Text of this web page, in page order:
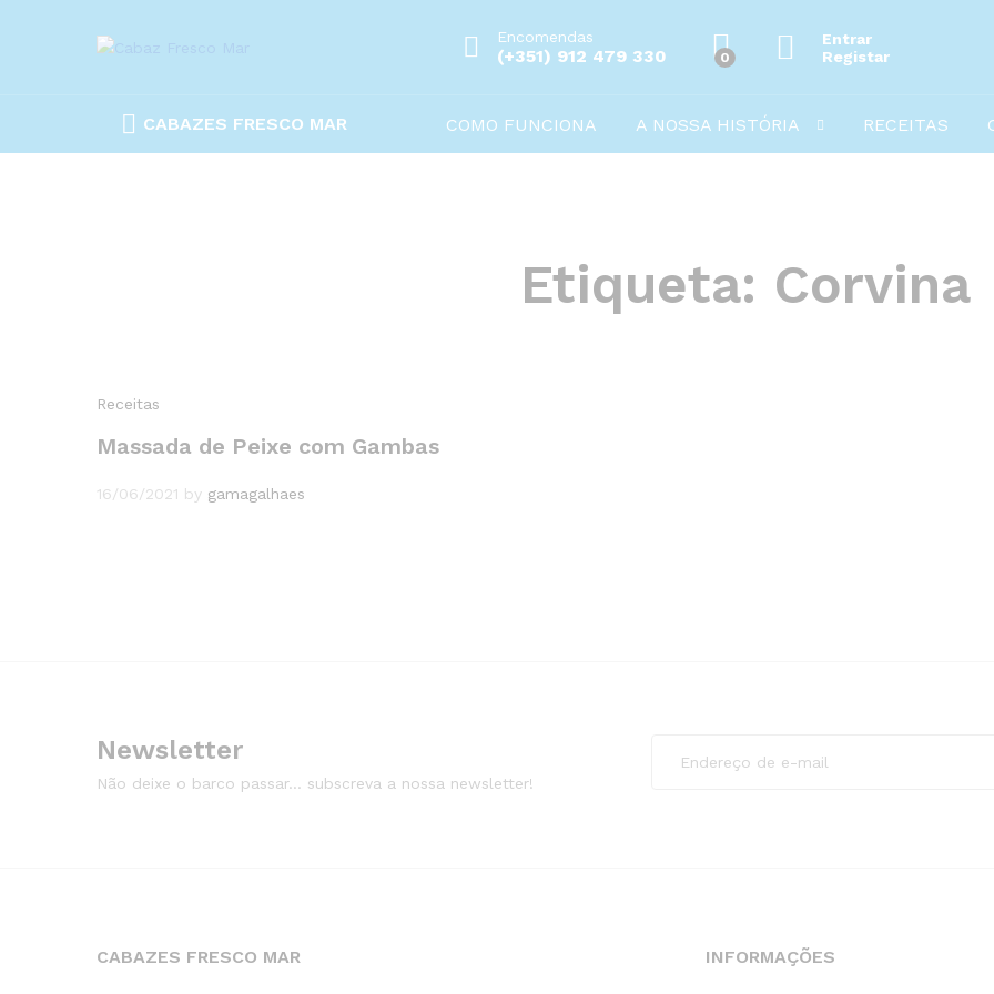
Encomendas
(+351) 912 479 330 0
Entrar
Registar
CABAZES FRESCO MAR COMO FUNCIONA A NOSSA HISTÓRIA RECEITAS
Etiqueta: Corvina
Receitas
Massada de Peixe com Gambas
16/06/2021 by gamagalhaes
Newsletter
Não deixe o barco passar... subscreva a nossa newsletter!
CABAZES FRESCO MAR INFORMAÇÕES